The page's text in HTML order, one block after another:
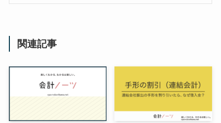
関連記事